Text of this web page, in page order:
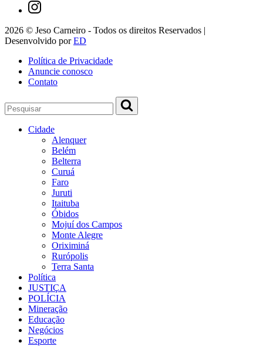
2026 © Jeso Carneiro - Todos os direitos Reservados |
Desenvolvido porED
Política de Privacidade
Anuncie conosco
Contato
Cidade
Alenquer
Belém
Belterra
Curuá
Faro
Juruti
Itaituba
Óbidos
Mojuí dos Campos
Monte Alegre
Oriximiná
Rurópolis
Terra Santa
Política
JUSTIÇA
POLÍCIA
Mineração
Educação
Negócios
Esporte